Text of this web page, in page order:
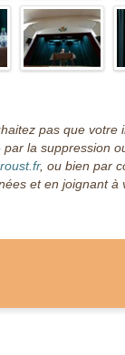
pas que votre
par la suppression
, ou bien par
et en joignant à